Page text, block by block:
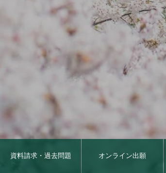
資料請求・過去問題 オンライン出願